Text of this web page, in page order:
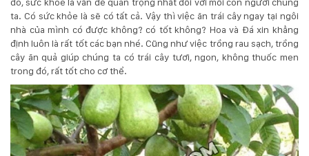
KỸ
THUẬT
TRỒNG
CÂY
HÌNH
ẢNH
đó, sức khỏe là vấn đề quan trọng nhất đối với mỗi con người chúng
ta. Có sức khỏe là sẽ có tất cả. Vậy thì việc ăn trái cây ngay tại ngôi
nhà của mình có được không? có tốt không? Hoa và Đá xin khẳng
định luôn là rất tốt các bạn nhé. Cũng như việc trồng rau sạch, trồng
cây ăn quả giúp chúng ta có trái cây tươi, ngon, không thuốc men
trong đó, rất tốt cho cơ thể.